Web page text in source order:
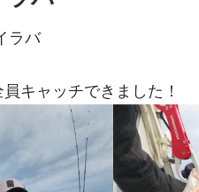
ラバ
キャッチできました！